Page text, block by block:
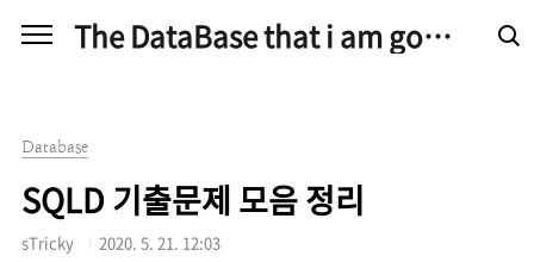
The DataBase that i am good at
Database
SQLD 기출문제 모음 정리
sTricky 2020. 5. 21. 12:03